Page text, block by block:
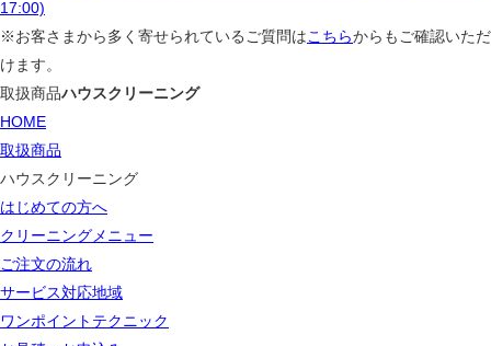
※お客さまから多く寄せられているご質問はこちらからもご確認いただ
けます。
取扱商品ハウスクリーニング
HOME
取扱商品
ハウスクリーニング
はじめての方へ
クリーニングメニュー
ご注文の流れ
サービス対応地域
ワンポイントテクニック